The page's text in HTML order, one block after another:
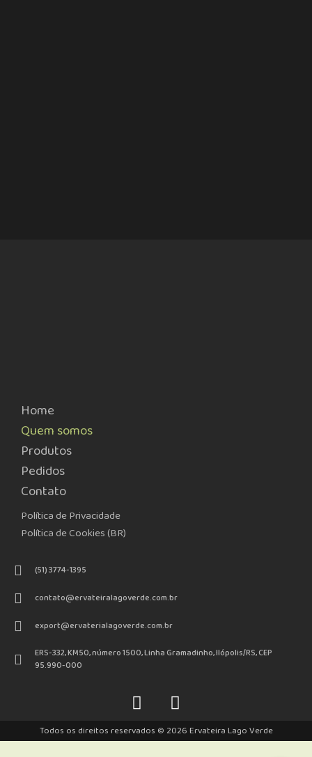
Home
Quem somos
Produtos
Pedidos
Contato
Política de Privacidade
Política de Cookies (BR)
(51) 3774-1395
contato@ervateiralagoverde.com.br
export@ervaterialagoverde.com.br
ERS-332, KM50, número 1500, Linha Gramadinho, Ilópolis/RS, CEP
95.990-000
Todos os direitos reservados © 2026 Ervateira Lago Verde